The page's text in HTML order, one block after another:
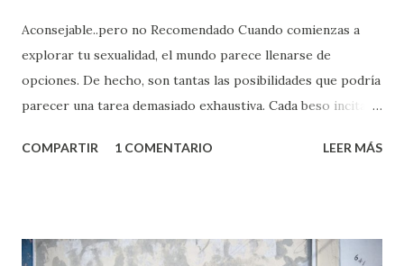
Aconsejable..pero no Recomendado Cuando comienzas a
explorar tu sexualidad, el mundo parece llenarse de
opciones. De hecho, son tantas las posibilidades que podría
parecer una tarea demasiado exhaustiva. Cada beso incita
partes de ti que jamás hubieras imaginado. El problema es
conoces ni la mitad de lo que deberías saber. Pero incluso
COMPARTIR 1 COMENTARIO LEER MÁS